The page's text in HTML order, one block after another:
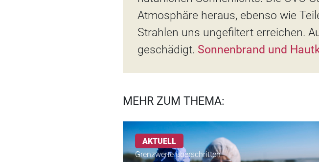
Atmosphäre heraus, ebenso wie
Strahlen uns ungefiltert erreichen.
geschädigt. Sonnenbrand und
MEHR ZUM THEMA:
AKTUELL
Grenzwerte überschritten